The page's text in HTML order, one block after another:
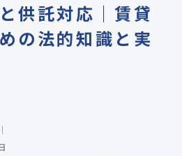
トラブル 不動産売買トラ
き交渉・再開発 紛争・建設工事
動産トラブル
供託対応｜賃貸
の法的知識と実